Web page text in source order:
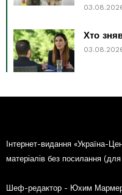
Хто
Інтернет-видання «Україна-
матеріалів без посилання
Шеф-редактор - Юхим